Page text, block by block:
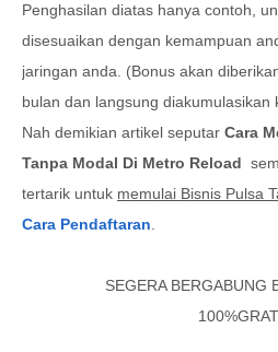
Penghasilan diatas hanya contoh,
disesuaikan dengan kemampuan
jaringan anda. (Bonus akan
bulan dan langsung diakumulasikan
Nah demikian artikel seputar Cara
Tanpa Modal Di Metro Reload
tertarik untuk memulai Bisnis Pulsa
Cara Pendaftaran
SEGERA BERGABUNG